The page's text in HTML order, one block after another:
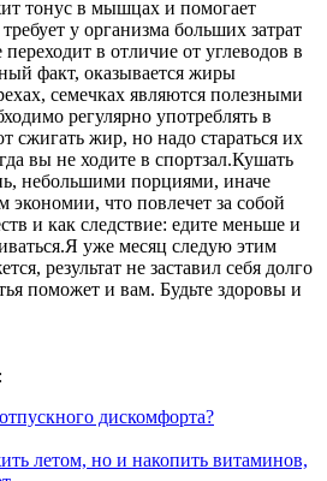
тонус в мышцах и помогает
у организма больших затрат
в отличие от углеводов в
факт, оказывается жиры
семечках являются полезными
регулярно употреблять в
сжигать жир, но надо стараться их
вы не ходите в спортзал.Кушать
небольшими порциями, иначе
что повлечет за собой
и как следствие: едите меньше и
уже месяц следую этим
результат не заставил себя долго
поможет и вам. Будьте здоровы и
дискомфорта?
летом, но и накопить витаминов,